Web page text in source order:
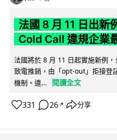
法國 8 月 11 日出新
Cold Call 違規企業
法國將於 8 月 11 日起實施新例
致電推銷，由「opt-out」拒接登
機制。違...
閱讀全文
331 26 ↗ 分享